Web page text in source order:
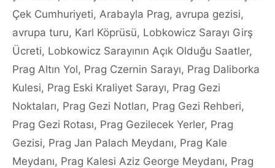
Çek Cumhuriyeti, Arabayla Prag, avrupa gezisi,
avrupa turu, Karl Köprüsü, Lobkowicz Sarayı Girş
Ücreti, Lobkowicz Sarayının Açık Olduğu Saatler,
Prag Altın Yol, Prag Czernin Sarayı, Prag Daliborka
Kulesi, Prag Eski Kraliyet Sarayı, Prag Gezi
Noktaları, Prag Gezi Notları, Prag Gezi Rehberi,
Prag Gezi Rotası, Prag Gezilecek Yerler, Prag
Gezisi, Prag Jan Palach Meydanı, Prag Kale
Meydanı, Prag Kalesi Aziz George Meydanı, Prag